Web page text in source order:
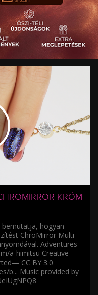
KRÓM
bemutatja, hogyan
ChroMirror Multi
Adventures
a-himitsu Creative
CC BY 3.0
b... Music provided by